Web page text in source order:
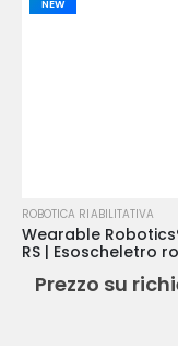
NEW
ROBOTICA RIABILITATIVA
Wearable
RS | Esoscheletro
Prezzo su